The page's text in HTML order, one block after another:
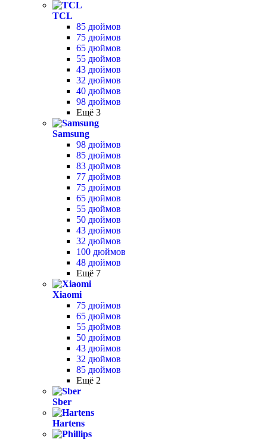
TCL
85 дюймов
75 дюймов
65 дюймов
55 дюймов
43 дюймов
32 дюймов
40 дюймов
98 дюймов
Ещё 3
Samsung
98 дюймов
85 дюймов
83 дюймов
77 дюймов
75 дюймов
65 дюймов
55 дюймов
50 дюймов
43 дюймов
32 дюймов
100 дюймов
48 дюймов
Ещё 7
Xiaomi
75 дюймов
65 дюймов
55 дюймов
50 дюймов
43 дюймов
32 дюймов
85 дюймов
Ещё 2
Sber
Hartens